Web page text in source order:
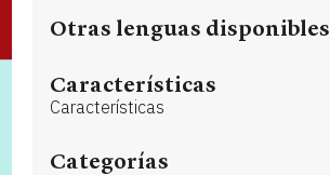
Otras lenguas disponibles
Características
Características
Categorías